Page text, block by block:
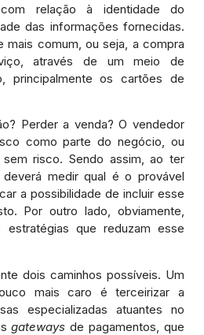
relação à identidade do
das informações fornecidas.
mais comum, ou seja, a compra
através de um meio de
principalmente os cartões de
Perder a venda? O vendedor
como parte do negócio, ou
risco. Sendo assim, ao ter
medir qual é o provável
a possibilidade de incluir esse
Por outro lado, obviamente,
que reduzam esse
dois caminhos possíveis. Um
mais caro é terceirizar a
especializadas atuantes no
gateways de pagamentos, que